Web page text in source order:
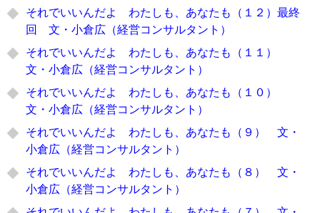
それでいいんだよ わたしも、あなたも（１２）最終
回 文・小倉広（経営コンサルタント）
それでいいんだよ わたしも、あなたも（１１）
文・小倉広（経営コンサルタント）
それでいいんだよ わたしも、あなたも（１０）
文・小倉広（経営コンサルタント）
それでいいんだよ わたしも、あなたも（９） 文・
小倉広（経営コンサルタント）
それでいいんだよ わたしも、あなたも（８） 文・
小倉広（経営コンサルタント）